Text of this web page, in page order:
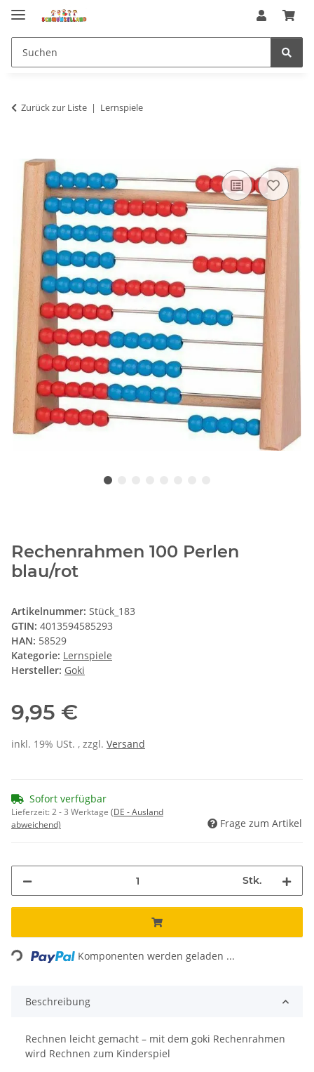
Zurück zur Liste Lernspiele
Rechenrahmen 100 Perlen
blau/rot
Artikelnummer: Stück_183
GTIN: 4013594585293
HAN: 58529
Kategorie: Lernspiele
Hersteller: Goki
9,95 €
inkl. 19% USt. , zzgl. Versand
Sofort verfügbar
Lieferzeit:2 - 3 Werktage (DE - Ausland
abweichend)
Frage zum Artikel
Stk.
Loading... Komponenten werden geladen ...
Beschreibung
Rechnen leicht gemacht – mit dem goki Rechenrahmen
wird Rechnen zum Kinderspiel